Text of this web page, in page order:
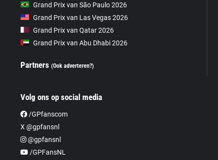
Grand Prix van São Paulo 2026
Grand Prix van Las Vegas 2026
Grand Prix van Qatar 2026
Grand Prix van Abu Dhabi 2026
Partners(Ook adverteren?)
Volg ons op social media
/GPfanscom
X @gpfansnl
@gpfansnl
/GPFansNL